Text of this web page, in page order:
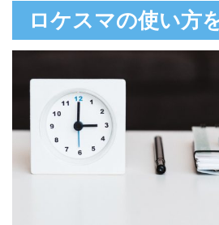
ロケスマの使い方